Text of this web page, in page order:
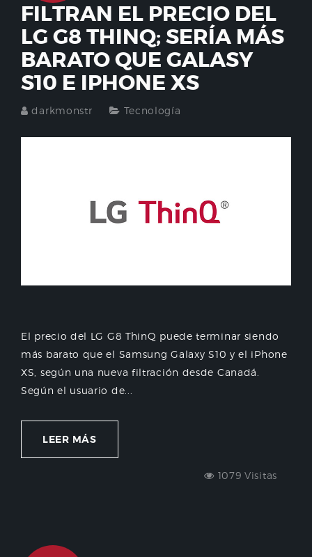
FILTRAN EL PRECIO DEL
LG G8 THINQ; SERÍA MÁS
BARATO QUE GALASY
S10 E IPHONE XS
darkmonstr Tecnología
El precio del LG G8 ThinQ puede terminar siendo
más barato que el Samsung Galaxy S10 y el iPhone
XS, según una nueva filtración desde Canadá.
Según el usuario de...
LEER MÁS
1079 Visitas